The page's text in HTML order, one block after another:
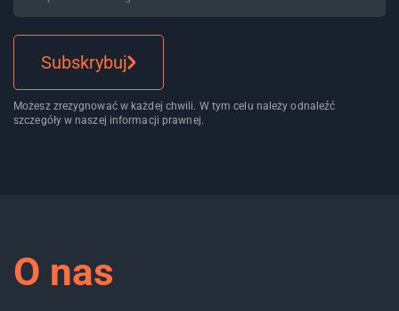
Subskrybuj
Możesz zrezygnować w każdej chwili. W tym celu należy odnaleźć
szczegóły w naszej informacji prawnej.
O nas